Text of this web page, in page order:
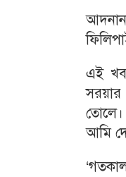
আদনান
এই
আমি